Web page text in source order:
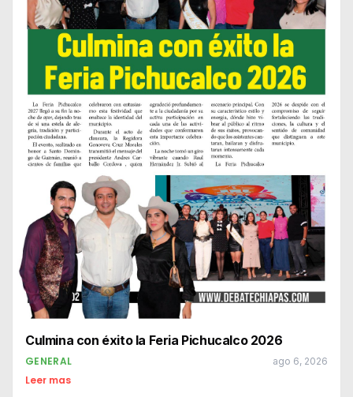
Culmina con éxito la Feria Pichucalco 2026
GENERAL ago 6, 2026
Leer mas